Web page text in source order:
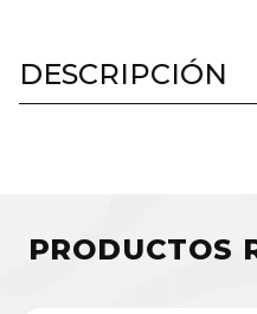
DESCRIPCIÓN
PRODUCTOS